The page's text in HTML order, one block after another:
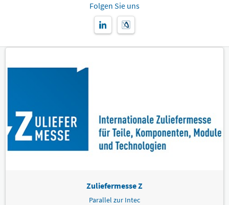
Folgen Sie uns
Zuliefermesse Z
Parallel zur Intec